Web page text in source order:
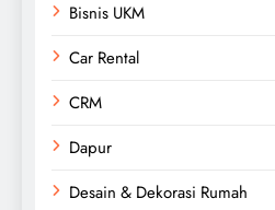
Bisnis UKM
Car Rental
CRM
Dapur
Desain & Dekorasi Rumah